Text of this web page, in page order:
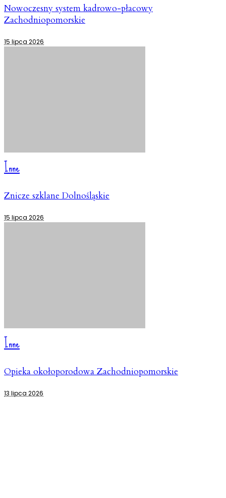
Nowoczesny system kadrowo-płacowy
Zachodniopomorskie
15 lipca 2026
Inne
Znicze szklane Dolnośląskie
15 lipca 2026
Inne
Opieka okołoporodowa Zachodniopomorskie
13 lipca 2026